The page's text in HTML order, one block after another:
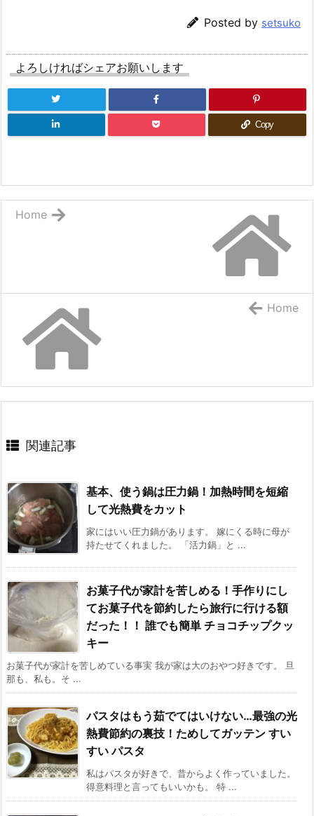
Posted by setsuko
よろしければシェアお願いします
Copy
Home
Home
関連記事
基本、使う鍋は圧力鍋！加熱時間を短縮
して光熱費をカット
家にはいい圧力鍋があります。 嫁にくる時に母が
持たせてくれました。 「活力鍋」と ...
お菓子代が家計を苦しめる！手作りにし
てお菓子代を節約したら旅行に行ける額
だった！！ 誰でも簡単 チョコチップクッ
キー
お菓子代が家計を苦しめている事実 我が家は大のおやつ好きです。 旦
那も、私も。そ ...
パスタはもう茹でてはいけない…最強の光
熱費節約の裏技！ためしてガッテン すい
すい パスタ
私はパスタが好きで、昔からよく作っていました。
得意料理と言ってもいいかも。 特 ...